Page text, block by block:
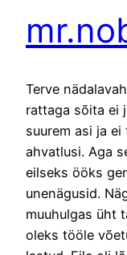
Terve
rattaga sõita ei
suurem asi ja
ahvatlusi. Aga
eilseks ööks
unenägusid.
muuhulgas üht
oleks tööle